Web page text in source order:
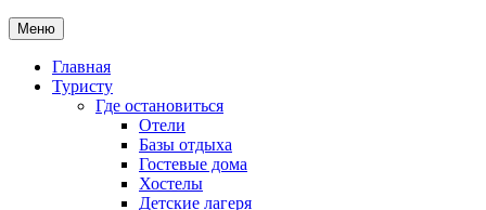
Меню
Главная
Туристу
Где остановиться
Отели
Базы отдыха
Гостевые дома
Хостелы
Детские лагеря